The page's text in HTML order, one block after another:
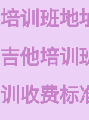
训班地
他培训
收费标